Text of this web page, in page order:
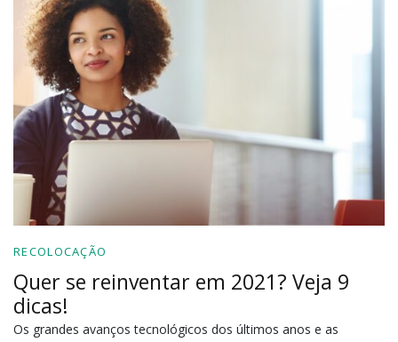
RECOLOCAÇÃO
Quer se reinventar em 2021? Veja 9
dicas!
Os grandes avanços tecnológicos dos últimos anos e as